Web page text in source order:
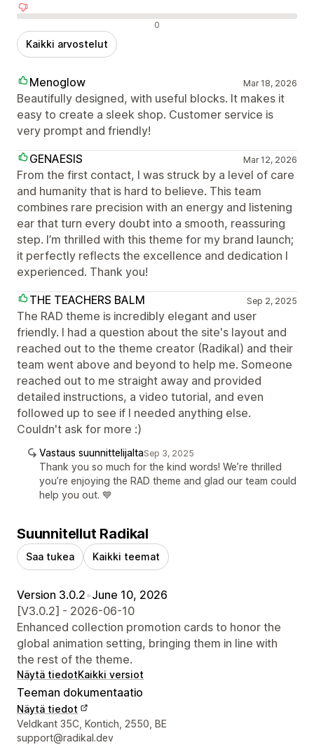
0
Kaikki arvostelut
Menoglow Mar 18, 2026
Beautifully designed, with useful blocks. It makes it
easy to create a sleek shop. Customer service is
very prompt and friendly!
GENAESIS
Mar 12, 2026
From the first contact, I was struck by a level of care
and humanity that is hard to believe. This team
combines rare precision with an energy and listening
ear that turn every doubt into a smooth, reassuring
step. I’m thrilled with this theme for my brand launch;
it perfectly reflects the excellence and dedication I
experienced. Thank you!
THE TEACHERS BALM
Sep 2, 2025
The RAD theme is incredibly elegant and user
friendly. I had a question about the site's layout and
reached out to the theme creator (Radikal) and their
team went above and beyond to help me. Someone
reached out to me straight away and provided
detailed instructions, a video tutorial, and even
followed up to see if I needed anything else.
Couldn't ask for more :)
Vastaus suunnittelijaltaSep 3, 2025
Thank you so much for the kind words! We’re thrilled
you’re enjoying the RAD theme and glad our team could
help you out. 💙
Suunnitellut Radikal
Saa tukea Kaikki teemat
Version 3.0.2•June 10, 2026
[V3.0.2] - 2026-06-10
Enhanced collection promotion cards to honor the
global animation setting, bringing them in line with
the rest of the theme.
Näytä tiedotKaikki versiot
Teeman dokumentaatio
Näytä tiedot
Suunnittelijan yhteystiedot
Veldkant 35C, Kontich, 2550, BE
support@radikal.dev